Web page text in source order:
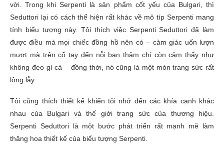
vời. Trong khi Serpenti là sản phẩm cốt yếu của Bulgari, thì
Seduttori lại có cách thể hiện rất khác về mô típ Serpenti mang
tính biểu tượng này. Tôi thích việc Serpenti Seduttori đã làm
được điều mà mọi chiếc đồng hồ nên có – cảm giác uốn lượn
mượt mà trên cổ tay đến nỗi bạn thậm chí còn cảm thấy như
không đeo gì cả – đồng thời, nó cũng là một món trang sức rất
lộng lẫy.
Tôi cũng thích thiết kế khiến tôi nhớ đến các khía cạnh khác
nhau của Bulgari và thế giới trang sức của thương hiệu.
Serpenti Seduttori là một bước phát triển rất mạnh mẽ làm
thăng hoa thiết kế của biểu tượng Serpenti.